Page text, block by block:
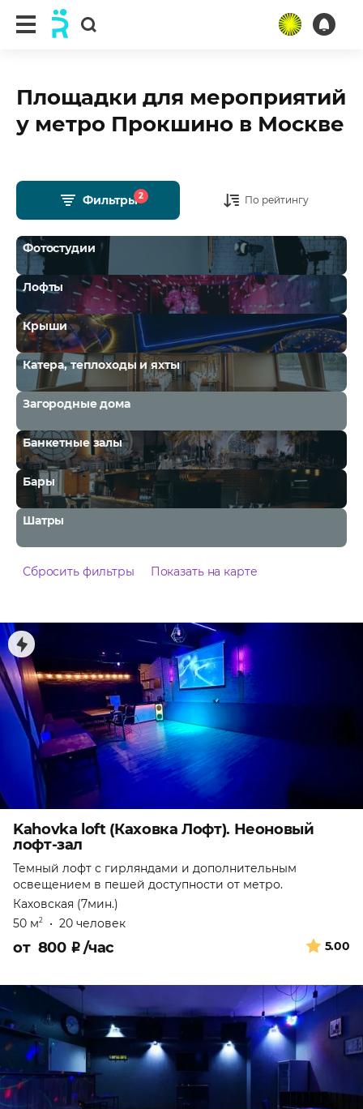
Площадки для мероприятий
у метро Прокшино в Москве
Фильтры2 По рейтингу
Фотостудии
Лофты
Крыши
Катера, теплоходы и яхты
Загородные дома
Банкетные залы
Бары
Шатры
Сбросить фильтры Показать на карте
Kahovka loft (Каховка Лофт). Неоновый
лофт-зал
Темный лофт с гирляндами и дополнительным
освещением в пешей доступности от метро.
Каховская (7мин.)
50 м2 • 20 человек
5.00
от 800 ₽/час